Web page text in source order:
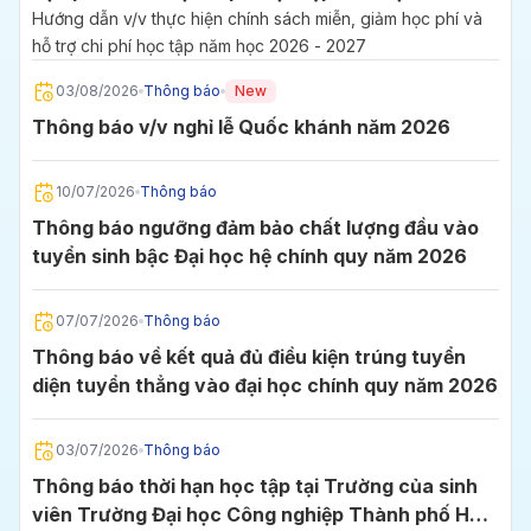
2027
Hướng dẫn v/v thực hiện chính sách miễn, giảm học phí và
hỗ trợ chi phí học tập năm học 2026 - 2027
03/08/2026 Thông báo New
Thông báo v/v nghỉ lễ Quốc khánh năm 2026
10/07/2026 Thông báo
Thông báo ngưỡng đảm bảo chất lượng đầu vào
tuyển sinh bậc Đại học hệ chính quy năm 2026
07/07/2026 Thông báo
Thông báo về kết quả đủ điều kiện trúng tuyển
diện tuyển thẳng vào đại học chính quy năm 2026
03/07/2026 Thông báo
Thông báo thời hạn học tập tại Trường của sinh
viên Trường Đại học Công nghiệp Thành phố Hồ